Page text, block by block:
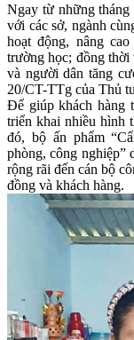
Ngay từ những
với các sở, ngành
hoạt động, nâng
trường học; đồng thời
và người dân tăng
20/CT-TTg của Thủ
Để giúp khách hàng
triển khai nhiều hình
đó, bộ ấn phẩm
phòng, công nghiệp”
rộng rãi đến cán bộ
đồng và khách hàng.